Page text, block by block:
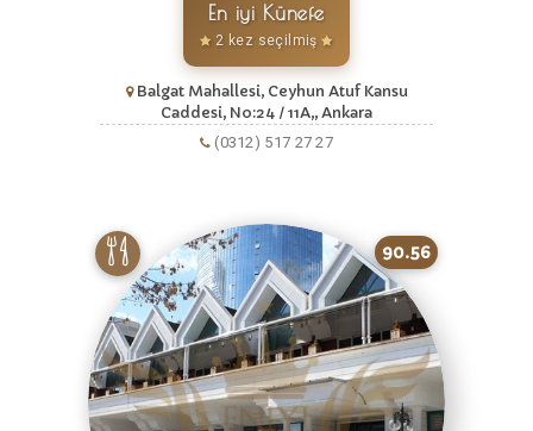
En iyi Künefe
2 kez seçilmiş
Balgat Mahallesi, Ceyhun Atuf Kansu
Caddesi, No:24 / 11A,, Ankara
(0312) 517 27 27
90.56